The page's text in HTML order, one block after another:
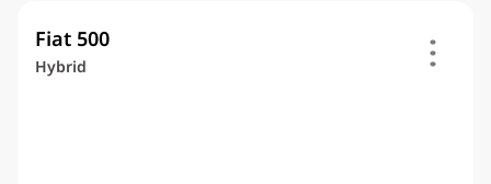
Fiat 500
Hybrid